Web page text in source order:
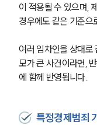
이 적용될 수 있으며,
경우에도 같은 기준으
여러 임차인을 상대로
모가 큰 사건이라면,
에 함께 반영됩니다.
특정경제범죄